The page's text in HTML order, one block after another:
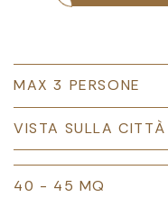
MAX 3 PERSONE
VISTA SULLA CITTÀ
40 - 45 MQ